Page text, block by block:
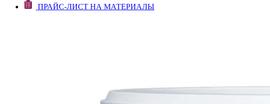
ПРАЙС-ЛИСТ НА МАТЕРИАЛЫ